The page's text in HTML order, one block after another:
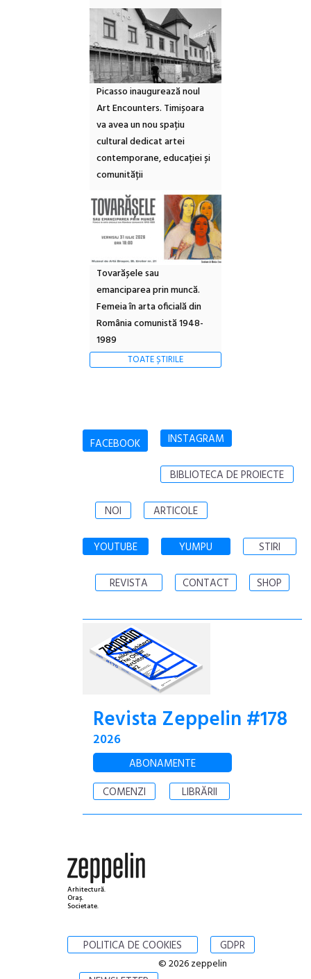
Picasso inaugurează noul
Art Encounters. Timișoara
va avea un nou spațiu
cultural dedicat artei
contemporane, educației și
comunității
Tovarășele sau
emanciparea prin muncă.
Femeia în arta oficială din
România comunistă 1948-
1989
TOATE ȘTIRILE
FACEBOOK INSTAGRAM
BIBLIOTECA DE PROIECTE
NOI ARTICOLE
YOUTUBE YUMPU STIRI
REVISTA CONTACT SHOP
Revista Zeppelin #178
2026
ABONAMENTE
COMENZI
LIBRĂRII
Arhitectură.
Oraș.
Societate.
POLITICA DE COOKIES GDPR
© 2026 zeppelin